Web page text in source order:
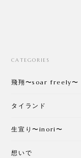
CATEGORIES
飛翔〜soar freely〜
タイランド
生宣り〜inori〜
想いで